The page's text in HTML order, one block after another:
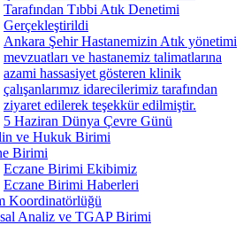
Tarafından Tıbbi Atık Denetimi
Gerçekleştirildi
Ankara Şehir Hastanemizin Atık yönetimi
mevzuatları ve hastanemiz talimatlarına
azami hassasiyet gösteren klinik
çalışanlarımız idarecilerimiz tarafından
ziyaret edilerek teşekkür edilmiştir.
5 Haziran Dünya Çevre Günü
ve Hukuk Birimi
Birimi
Eczane Birimi Ekibimiz
Eczane Birimi Haberleri
Koordinatörlüğü
Analiz ve TGAP Birimi